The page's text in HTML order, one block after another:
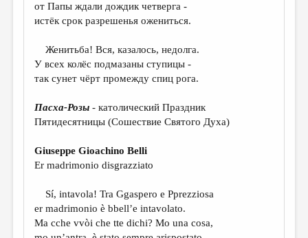
КОНКУРСЫ
КНИЖНАЯ ПОЛКА
ОБЗОР ЛИТЕРАТУРЫ
СТРАНИЦЫ ПАМЯТИ
ОБЪЯВЛЕНИЯ
КОЛОНКА РЕДАКТОРА
ОТ РЕДАКЦИИ
МАЛАЯ ПРОЗА
от Папы ждали дождик четверга -
истёк срок разрешенья ожениться.
Женитьба! Вся, казалось, недолга.
У всех колёс подмазаны ступицы -
так сунет чёрт промежду спиц рога.
Пасха-Розы - католический Праздник
Пятидесятницы (Сошествие Святого Духа)
Giuseppe Gioachino Belli
Er madrimonio disgrazziato
Sí, intavola! Tra Ggaspero e Pprezziosa
er madrimonio è bbell’e intavolato.
Ma cche vvòi che tte dichi? Mo una cosa,